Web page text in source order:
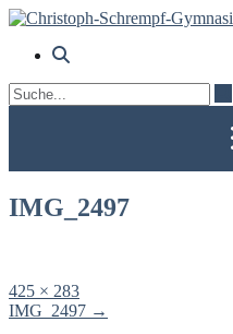
Skip
content
IMG_2497
Full
size
425 × 283
Post
IMG_2497 →